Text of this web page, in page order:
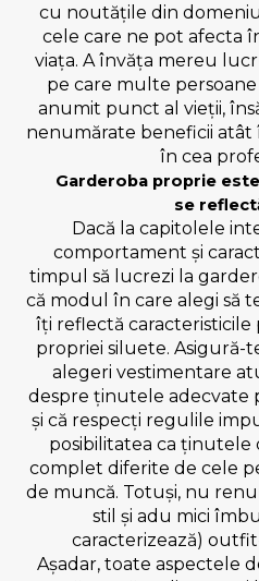
cu noutățile din
cele care ne pot afecta
viața. A învăța mereu
pe care multe
anumit punct al vieții,
nenumărate beneficii atât
în cea
Garderoba proprie este
se
Dacă la capitolele
comportament și
timpul să lucrezi la
că modul în care alegi să
îți reflectă caracteristicile
propriei siluete. Asigură-
alegeri vestimentare
despre ținutele
și că respecți regulile
posibilitatea ca ținutele
complet diferite de cele
de muncă. Totuși, nu
stil și adu mici
caracterizează)
Așadar, toate aspectele